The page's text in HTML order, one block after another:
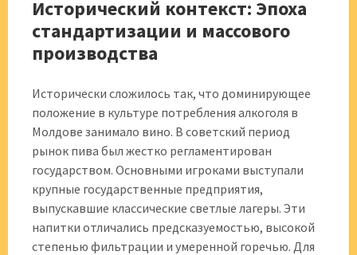
Исторический контекст: Эпоха
стандартизации и массового
производства
Исторически сложилось так, что доминирующее
положение в культуре потребления алкоголя в
Молдове занимало вино. В советский период
рынок пива был жестко регламентирован
государством. Основными игроками выступали
крупные государственные предприятия,
выпускавшие классические светлые лагеры. Эти
напитки отличались предсказуемостью, высокой
степенью фильтрации и умеренной горечью. Для